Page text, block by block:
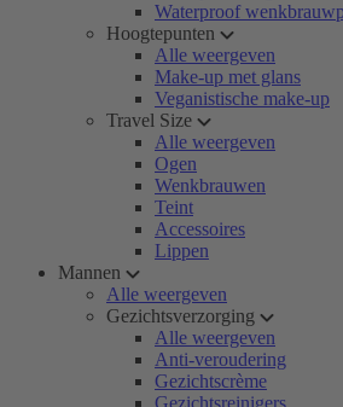
Waterproof
Hoogtepunten
Alle weergeven
Make-up met glans
Veganistische make-up
Travel Size
Alle weergeven
Ogen
Wenkbrauwen
Teint
Accessoires
Lippen
Mannen
Alle weergeven
Gezichtsverzorging
Alle weergeven
Anti-veroudering
Gezichtscrème
Gezichtsreinigers